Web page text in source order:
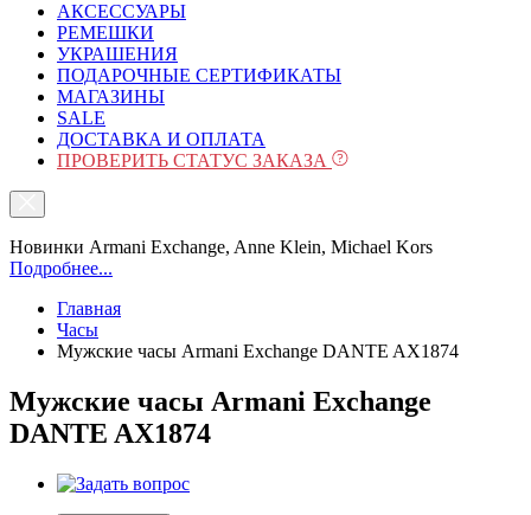
АКСЕССУАРЫ
РЕМЕШКИ
УКРАШЕНИЯ
ПОДАРОЧНЫЕ СЕРТИФИКАТЫ
МАГАЗИНЫ
SALE
ДОСТАВКА И ОПЛАТА
ПРОВЕРИТЬ СТАТУС ЗАКАЗА
Новинки Armani Exchange, Anne Klein, Michael Kors
Подробнее...
Главная
Часы
Мужские часы Armani Exchange DANTE AX1874
Мужские часы Armani Exchange
DANTE AX1874